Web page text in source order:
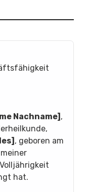
Nachname] ,
, geboren am
hat.